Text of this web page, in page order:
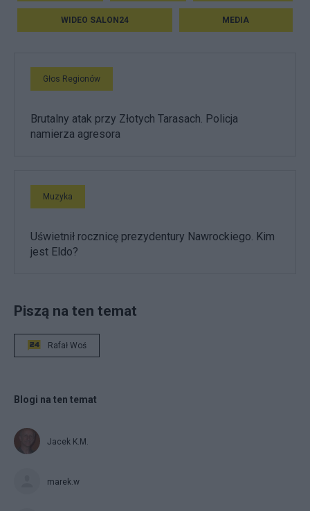
WIDEO SALON24 MEDIA
Głos Regionów
Brutalny atak przy Złotych Tarasach. Policja
namierza agresora
Muzyka
Uświetnił rocznicę prezydentury Nawrockiego. Kim
jest Eldo?
Piszą na ten temat
Rafał Woś
Blogi na ten temat
Jacek K.M.
marek.w